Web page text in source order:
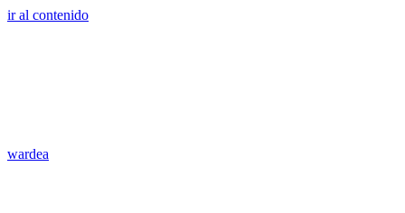
ir al contenido
wardea